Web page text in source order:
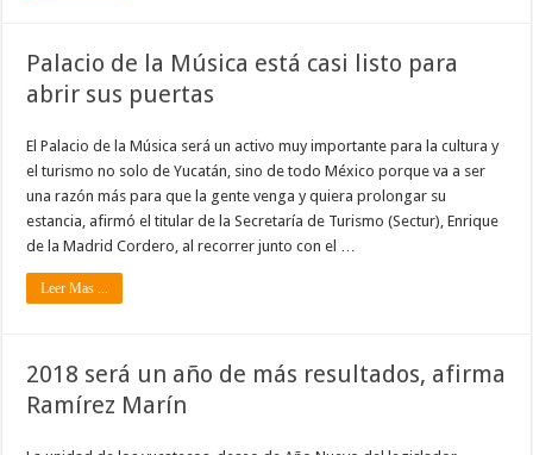
Palacio de la Música está casi listo para
abrir sus puertas
El Palacio de la Música será un activo muy importante para la cultura y
el turismo no solo de Yucatán, sino de todo México porque va a ser
una razón más para que la gente venga y quiera prolongar su
estancia, afirmó el titular de la Secretaría de Turismo (Sectur), Enrique
de la Madrid Cordero, al recorrer junto con el …
Leer Mas ...
2018 será un año de más resultados, afirma
Ramírez Marín